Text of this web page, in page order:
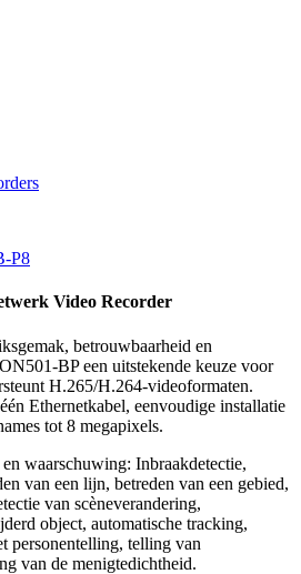
Video Recorder
betrouwbaarheid en
BP een uitstekende keuze voor
H.265/H.264-videoformaten.
Ethernetkabel, eenvoudige installatie
tot 8 megapixels.
waarschuwing: Inbraakdetectie,
van een lijn, betreden van een gebied,
van scèneverandering,
object, automatische tracking,
personentelling, telling van
van de menigtedichtheid.